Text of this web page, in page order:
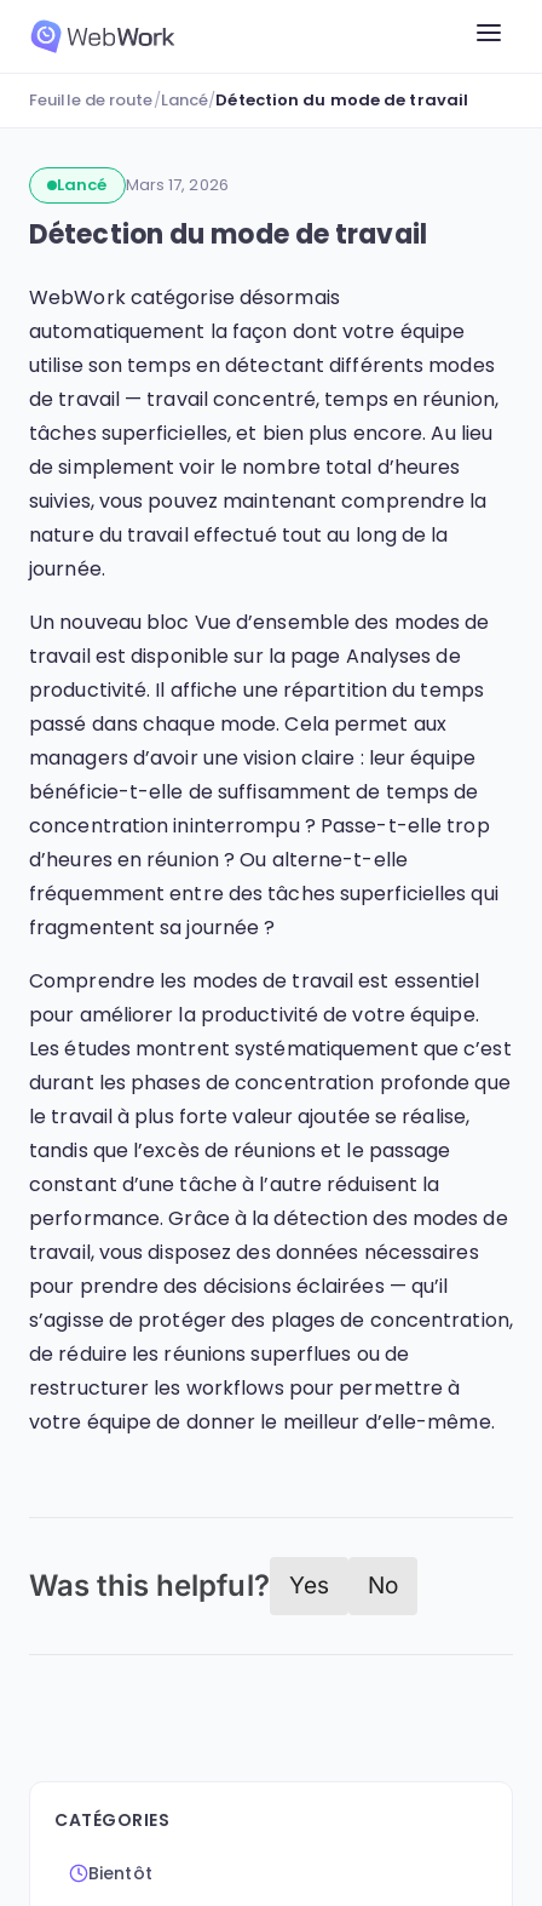
Feuille de route/Lancé/Détection du mode de travail
Lancé Mars 17, 2026
Détection du mode de travail
WebWork catégorise désormais
automatiquement la façon dont votre équipe
utilise son temps en détectant différents modes
de travail — travail concentré, temps en réunion,
tâches superficielles, et bien plus encore. Au lieu
de simplement voir le nombre total d’heures
suivies, vous pouvez maintenant comprendre la
nature du travail effectué tout au long de la
journée.
Un nouveau bloc Vue d’ensemble des modes de
travail est disponible sur la page Analyses de
productivité. Il affiche une répartition du temps
passé dans chaque mode. Cela permet aux
managers d’avoir une vision claire : leur équipe
bénéficie-t-elle de suffisamment de temps de
concentration ininterrompu ? Passe-t-elle trop
d’heures en réunion ? Ou alterne-t-elle
fréquemment entre des tâches superficielles qui
fragmentent sa journée ?
Comprendre les modes de travail est essentiel
pour améliorer la productivité de votre équipe.
Les études montrent systématiquement que c’est
durant les phases de concentration profonde que
le travail à plus forte valeur ajoutée se réalise,
tandis que l’excès de réunions et le passage
constant d’une tâche à l’autre réduisent la
performance. Grâce à la détection des modes de
travail, vous disposez des données nécessaires
pour prendre des décisions éclairées — qu’il
s’agisse de protéger des plages de concentration,
de réduire les réunions superflues ou de
restructurer les workflows pour permettre à
votre équipe de donner le meilleur d’elle-même.
Was this helpful? Yes No
CATÉGORIES
Bientôt